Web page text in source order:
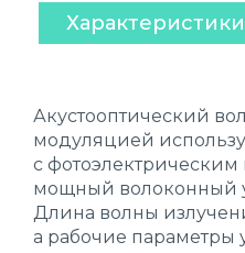
Характеристики
Акустооптический
модуляцией
с
мощный волоконный
Длина волны
а рабочие параметры